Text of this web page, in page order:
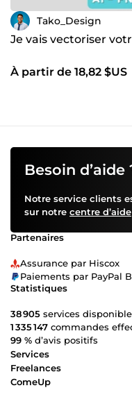
Tako_Design
Je vais vectoriser
À partir de 18,82 $US
Besoin d’aide
Notre service clients
sur notre centre d’aide
Partenaires
Assurance par Hiscox
Paiements par PayPal
Statistiques
38 905 services
1 335 147 commandes
99 % d’avis positifs
Services
Freelances
ComeUp